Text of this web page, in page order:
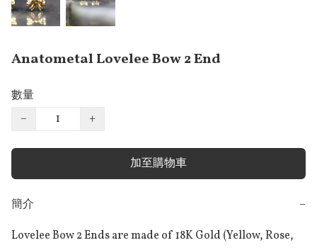
Anatometal Lovelee Bow 2 End
數量
−
+
加至購物車
簡介
−
Lovelee Bow 2 Ends are made of 18K Gold (Yellow, Rose,